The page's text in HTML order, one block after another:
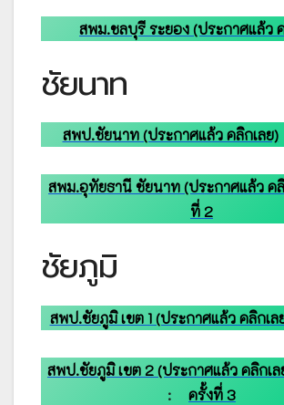
สพม.ชลบุรี ระยอง (ประกาศแล้ว
ชัยนาท
สพป.ชัยนาท (ประกาศแล้ว คลิกเลย)
สพม.อุทัยธานี ชัยนาท (ประกาศแล้ว ค
ที่ 2
ชัยภูมิ
สพป.ชัยภูมิ เขต 1 (ประกาศแล้ว คลิกเล
สพป.ชัยภูมิ เขต 2 (ประกาศแล้ว คลิกเล
:
ครั้งที่ 3